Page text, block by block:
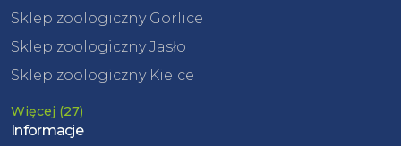
Sklep zoologiczny Gorlice
Sklep zoologiczny Jasło
Sklep zoologiczny Kielce
Więcej (27)
Informacje